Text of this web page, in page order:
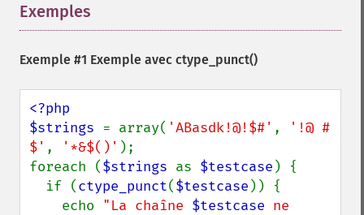
Exemples
Exemple #1 Exemple avec ctype_punct()
<?php
$strings = array( 'ABasdk!@!$#' ,
'!@ #
$' , '*&$()' );
foreach ($strings as $testcase ) {
  if (
ctype_punct($testcase )) {
    echo
"La chaîne $testcase ne